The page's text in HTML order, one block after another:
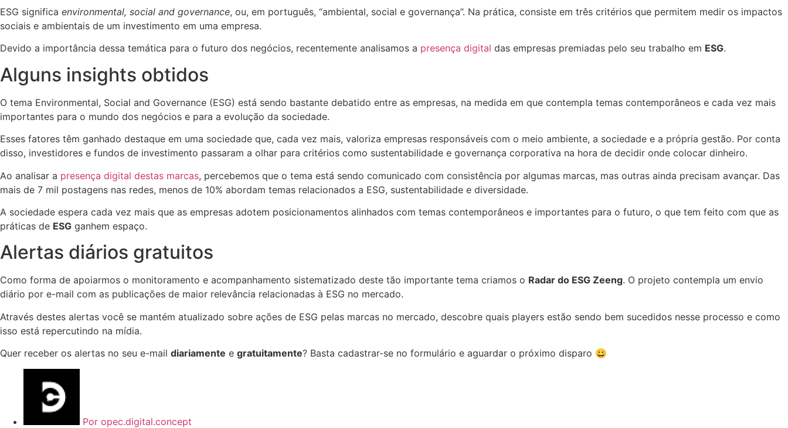
ESG significa environmental, social and governance, ou, em português, “ambiental, social e governança”. Na prática, consiste em três critérios que permitem medir os impactos
sociais e ambientais de um investimento em uma empresa.
Devido a importância dessa temática para o futuro dos negócios, recentemente analisamos a presença digital das empresas premiadas pelo seu trabalho em ESG.
Alguns insights obtidos
O tema Environmental, Social and Governance (ESG) está sendo bastante debatido entre as empresas, na medida em que contempla temas contemporâneos e cada vez mais
importantes para o mundo dos negócios e para a evolução da sociedade.
Esses fatores têm ganhado destaque em uma sociedade que, cada vez mais, valoriza empresas responsáveis com o meio ambiente, a sociedade e a própria gestão. Por conta
disso, investidores e fundos de investimento passaram a olhar para critérios como sustentabilidade e governança corporativa na hora de decidir onde colocar dinheiro.
Ao analisar a presença digital destas marcas, percebemos que o tema está sendo comunicado com consistência por algumas marcas, mas outras ainda precisam avançar. Das
mais de 7 mil postagens nas redes, menos de 10% abordam temas relacionados a ESG, sustentabilidade e diversidade.
A sociedade espera cada vez mais que as empresas adotem posicionamentos alinhados com temas contemporâneos e importantes para o futuro, o que tem feito com que as
práticas de ESG ganhem espaço.
Alertas diários gratuitos
Como forma de apoiarmos o monitoramento e acompanhamento sistematizado deste tão importante tema criamos o Radar do ESG Zeeng. O projeto contempla um envio
diário por e-mail com as publicações de maior relevância relacionadas à ESG no mercado.
Através destes alertas você se mantém atualizado sobre ações de ESG pelas marcas no mercado, descobre quais players estão sendo bem sucedidos nesse processo e como
isso está repercutindo na mídia.
Quer receber os alertas no seu e-mail diariamente e gratuitamente? Basta cadastrar-se no formulário e aguardar o próximo disparo 😀
Por opec.digital.concept